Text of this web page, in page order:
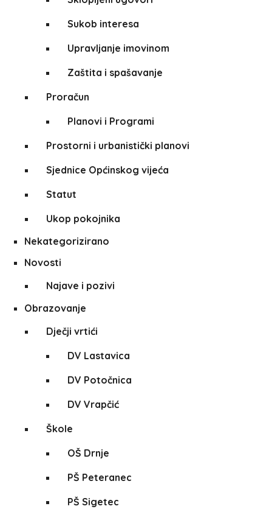
Sukob interesa
Upravljanje imovinom
Zaštita i spašavanje
Proračun
Planovi i Programi
Prostorni i urbanistički planovi
Sjednice Općinskog vijeća
Statut
Ukop pokojnika
Nekategorizirano
Novosti
Najave i pozivi
Obrazovanje
Dječji vrtići
DV Lastavica
DV Potočnica
DV Vrapčić
Škole
OŠ Drnje
PŠ Peteranec
PŠ Sigetec